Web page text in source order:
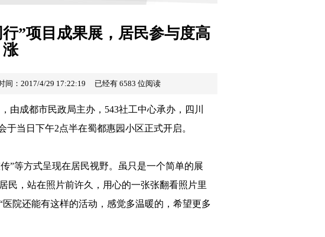
”项目成果展，居民参与度高
涨
：2017/4/29 17:22:19 已经有 6583 位阅读
由成都市民政局主办，543社工中心承办，四川
当日下午2点半在蜀都惠园小区正式开启。
”等方式呈现在居民视野。虽只是一个简单的展
民，站在照片前许久，用心的一张张翻看照片里
院还能有这样的活动，感觉多温暖的，希望更多